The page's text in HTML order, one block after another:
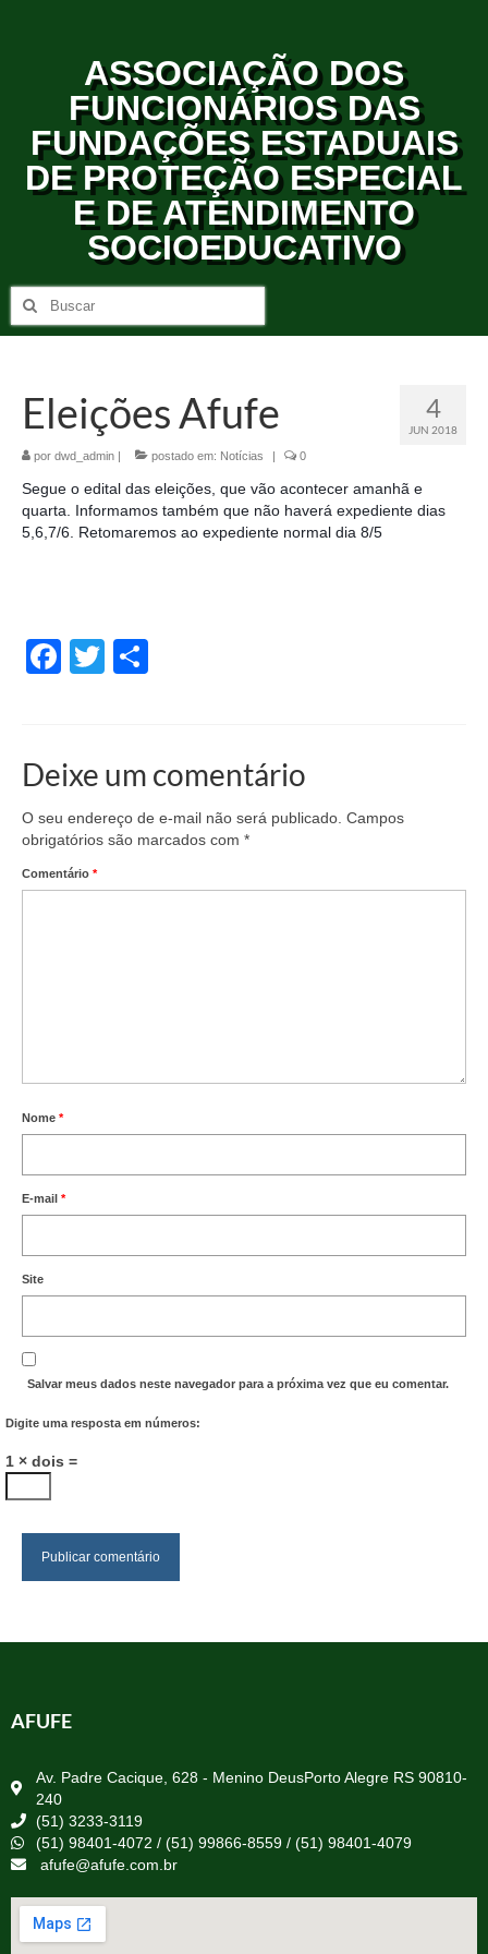
ASSOCIAÇÃO DOS
FUNCIONÁRIOS DAS
FUNDAÇÕES ESTADUAIS
DE PROTEÇÃO ESPECIAL
E DE ATENDIMENTO
SOCIOEDUCATIVO
4
JUN 2018
Eleições Afufe
por dwd_admin postado em: Notícias 0
Segue o edital das eleições, que vão acontecer amanhã e
quarta. Informamos também que não haverá expediente dias
5,6,7/6. Retomaremos ao expediente normal dia 8/5
Facebook
Twitter
Deixe um comentário
O seu endereço de e-mail não será publicado. Campos
obrigatórios são marcados com *
Comentário *
Nome *
E-mail *
Site
Salvar meus dados neste navegador para a próxima vez que eu comentar.
Digite uma resposta em números:
1 × dois =
AFUFE
Av. Padre Cacique, 628 - Menino DeusPorto Alegre RS 90810-
240
(51) 3233-3119
(51) 98401-4072 / (51) 99866-8559 / (51) 98401-4079
afufe@afufe.com.br